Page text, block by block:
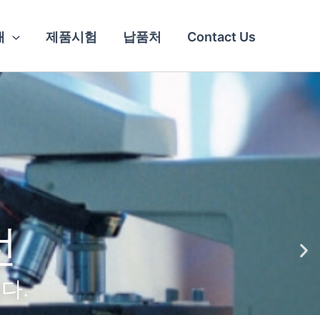
제품시험 납품처 Contact Us
.